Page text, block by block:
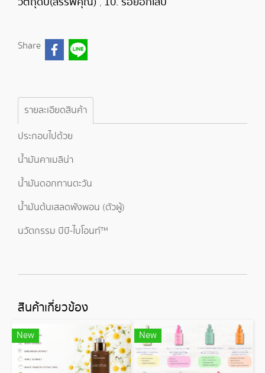
Share
รายละเอียดสินค้า
ประกอบไปด้วย
น้ำมันคาเมลิน่า
น้ำมันดอกทานตะวัน
น้ำมันต้นเสลดพังพอน (ตัวผู้)
นวัตกรรม บีบี-ไบโอนท์™
สินค้าเกี่ยวข้อง
New New